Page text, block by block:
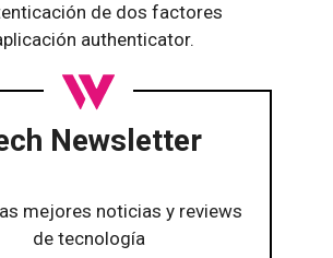
de dos factores
authenticator.
Newsletter
mejores noticias y reviews
de tecnología